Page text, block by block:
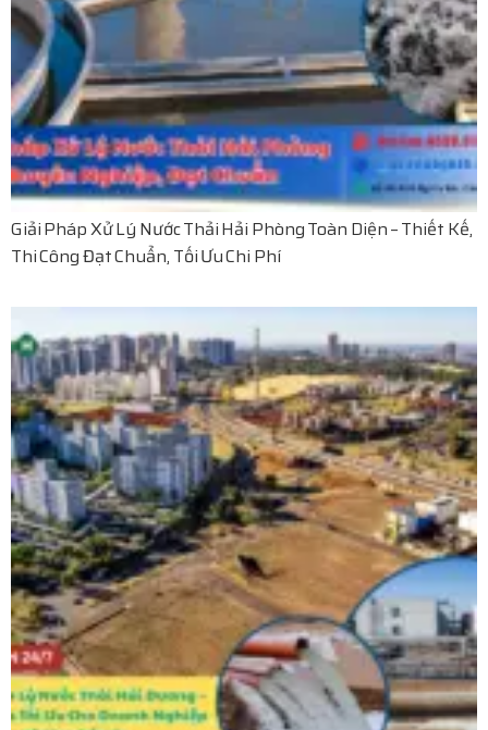
Giải Pháp Xử Lý Nước Thải Hải Phòng Toàn Diện – Thiết Kế,
Thi Công Đạt Chuẩn, Tối Ưu Chi Phí